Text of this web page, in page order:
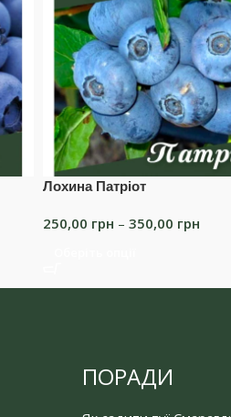
Лохина Патріот
250,00 грн – 350,00 грн
ПОРАДИ